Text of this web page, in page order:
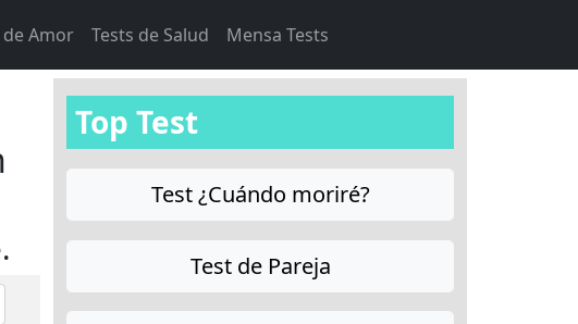
de Amor Tests de Salud Mensa Tests
Top Test
Test ¿Cuándo moriré?
Test de Pareja